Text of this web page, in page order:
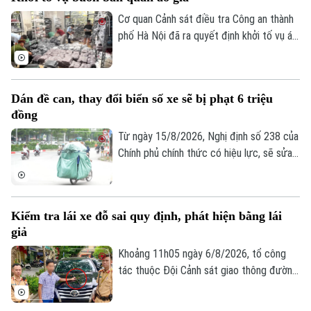
Dinh dưỡng
Tư vấn sức khỏe
Bóng đá
Quần vợt
Golf
Giải trí
Tin tức
Điện ảnh
Thời trang
Âm nhạc
Đã phát sóng
Cơ quan Cảnh sát điều tra Công an thành
phố Hà Nội đã ra quyết định khởi tố vụ án,
công nghiệp".
Dán đề can, thay đổi biển số xe sẽ bị phạt 6 triệu
đồng
Từ ngày 15/8/2026, Nghị định số 238 của
Chính phủ chính thức có hiệu lực, sẽ sửa
đường bộ như: trừ điểm, phục hồi điểm
hành vi dán đề can, thay đổi biển số xe sẽ
bị phạt 6 triệu đồng.
Kiểm tra lái xe đỗ sai quy định, phát hiện bằng lái
giả
Khoảng 11h05 ngày 6/8/2026, tổ công
tác thuộc Đội Cảnh sát giao thông đường